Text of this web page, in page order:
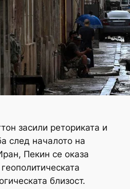
засили реториката и
след началото на
Пекин се оказа
близост.